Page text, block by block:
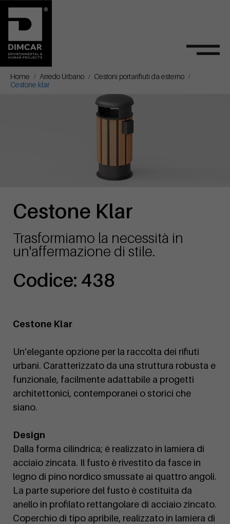
Home Arredo Urbano
Cestoni portarifiuti da esterno
Cestone klar
Cestone Klar
Trasformiamo la necessità in
un'affermazione di stile.
Codice: 438
Cestone Klar
Un'elegante opzione per la raccolta dei rifiuti
urbani. Caratterizzato da una struttura robusta e
funzionale, facilmente adattabile a progetti
architettonici, contemporanei o storici che
siano.
Design
Dalla forma cilindrica; è realizzato in lamiera di
acciaio zincata. Il fusto è rivestito da fasce in
legno di pino nordico smussate ai quattro angoli.
La parte superiore del fusto è costituita da
anello in profilato rettangolare di acciaio zincato.
Coperchio di tipo apribile, realizzato in lamiera di